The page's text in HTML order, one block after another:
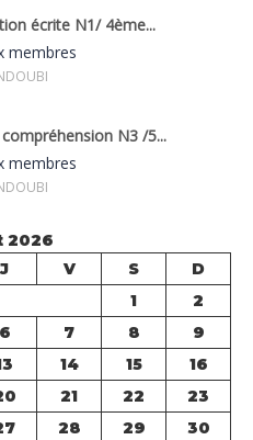
écrite N1/ 4ème...
membres
N3 /5...
membres
2026
J V S
D
1
2
6 7 8
9
14 15
16
21 22
23
28 29
30